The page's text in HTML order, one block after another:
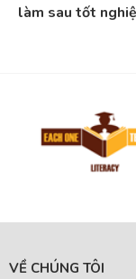
làm sau tốt
VỀ CHÚNG TÔI